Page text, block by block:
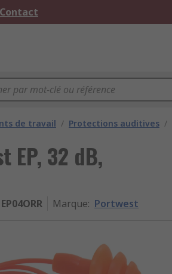
de travail / Protections auditives /
EP, 32 dB,
EP04ORR Marque: Portwest